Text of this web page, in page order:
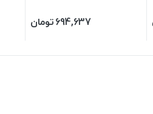
694,637تومان